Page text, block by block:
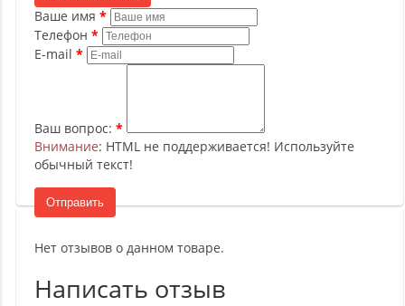
Ваше имя
Телефон
E-mail
Ваш вопрос:
Внимание: HTML не поддерживается! Используйте
обычный текст!
Отправить
Нет отзывов о данном товаре.
Написать отзыв